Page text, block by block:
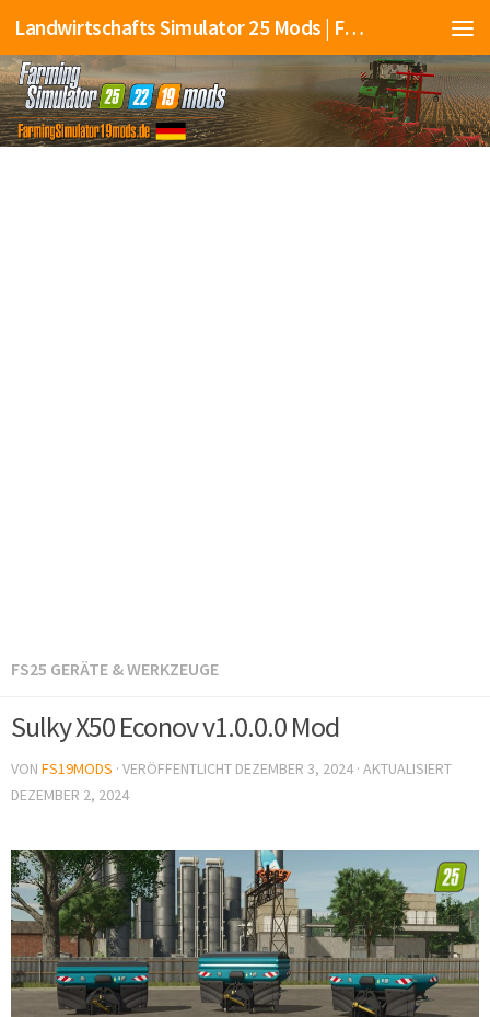
Landwirtschafts Simulator 25 Mods | Farming Simulator 25 Mods | FS25 Mods
FS25 GERÄTE & WERKZEUGE
Sulky X50 Econov v1.0.0.0 Mod
VON FS19MODS · VERÖFFENTLICHT DEZEMBER 3, 2024 · AKTUALISIERT
DEZEMBER 2, 2024